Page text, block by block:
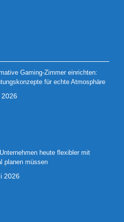
Gaming-Zimmer einrichten:
für echte Atmosphäre
2026
heute flexibler mit
planen müssen
2026